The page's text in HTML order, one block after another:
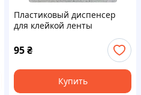
Пластиковый диспенсер
для клейкой ленты
95₴
Купить